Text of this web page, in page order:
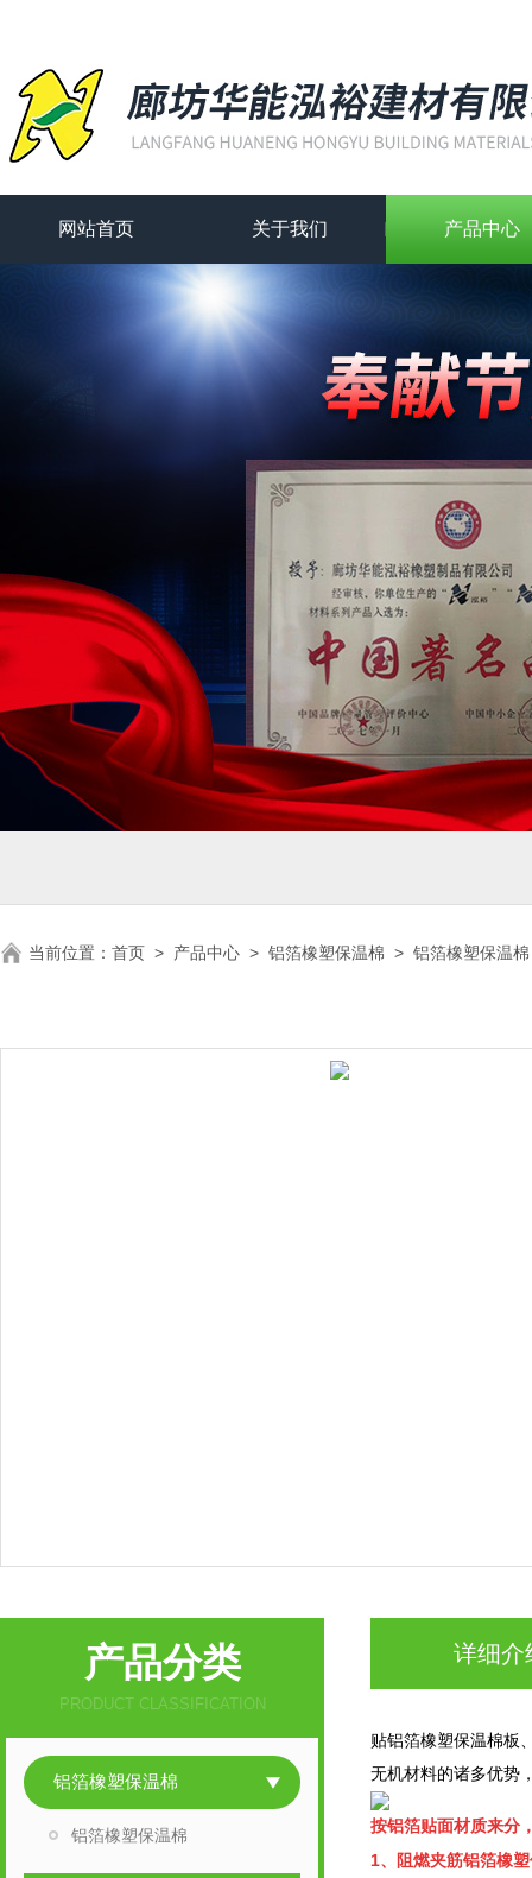
网站首页 关于我们 产品中心
当前位置： 首页 > 产品中心 > 铝箔橡塑保温棉 > 铝箔橡塑保温棉
产品分类
PRODUCT CLASSIFICATION
铝箔橡塑保温棉
铝箔橡塑保温棉
详细介
贴铝箔橡塑保温棉板
无机材料的诸多优势
按铝箔贴面材质来分
1、阻燃夹筋铝箔橡